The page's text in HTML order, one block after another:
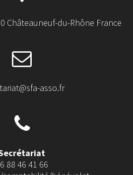
Châteauneuf-du-Rhône France
asso.fr
88 46 41 66